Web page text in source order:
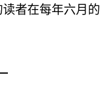
者在每年六月的